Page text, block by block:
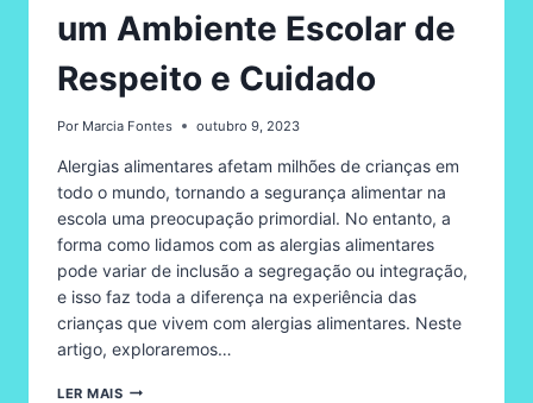
um Ambiente Escolar de
Respeito e Cuidado
Por Marcia Fontes outubro 9, 2023
Alergias alimentares afetam milhões de crianças em
todo o mundo, tornando a segurança alimentar na
escola uma preocupação primordial. No entanto, a
forma como lidamos com as alergias alimentares
pode variar de inclusão a segregação ou integração,
e isso faz toda a diferença na experiência das
crianças que vivem com alergias alimentares. Neste
artigo, exploraremos…
LER MAISINCLUSÃO,